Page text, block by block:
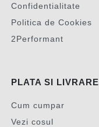
Confidentialitate
Politica de Cookies
2Performant
PLATA SI LIVRARE
Cum cumpar
Vezi cosul